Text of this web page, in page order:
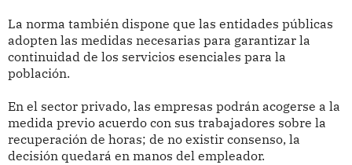
La norma también dispone que las entidades públicas
adopten las medidas necesarias para garantizar la
continuidad de los servicios esenciales para la
población.
En el sector privado, las empresas podrán acogerse a la
medida previo acuerdo con sus trabajadores sobre la
recuperación de horas; de no existir consenso, la
decisión quedará en manos del empleador.